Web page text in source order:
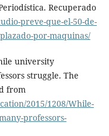
Recuperado
preve-que-el-50-de-
por-maquinas/
university
struggle. The
from
2015/1208/While-
professors-